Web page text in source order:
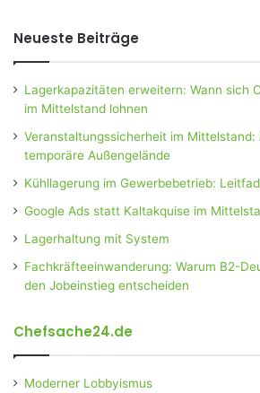
Neueste Beiträge
Lagerkapazitäten erweitern: Wann sich
im Mittelstand lohnen
Veranstaltungssicherheit im
temporäre Außengelände
Kühllagerung im Gewerbebetrieb:
Google Ads statt Kaltakquise im
Lagerhaltung mit System
Fachkräfteeinwanderung: Warum B2-
den Jobeinstieg entscheiden
Chefsache24.de
Moderner Lobbyismus